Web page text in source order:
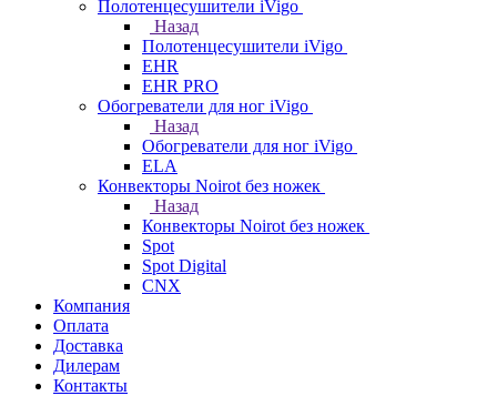
Полотенцесушители iVigo
Назад
Полотенцесушители iVigo
EHR
EHR PRO
Обогреватели для ног iVigo
Назад
Обогреватели для ног iVigo
ELA
Конвекторы Noirot без ножек
Назад
Конвекторы Noirot без ножек
Spot
Spot Digital
CNX
Компания
Оплата
Доставка
Дилерам
Контакты